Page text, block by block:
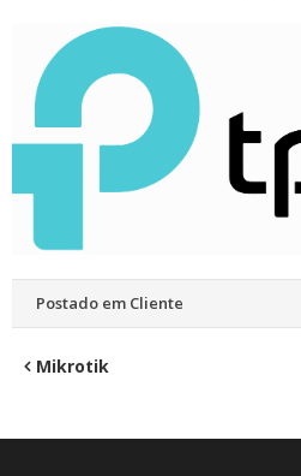
Postado em Cliente
Navegação
Post
Mikrotik